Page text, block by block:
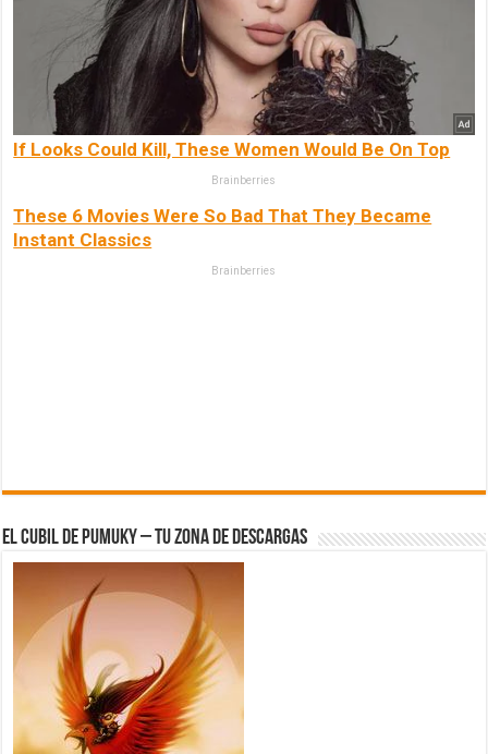
If Looks Could Kill, These Women Would Be On Top
Brainberries
These 6 Movies Were So Bad That They Became
Instant Classics
Brainberries
El Cubil de Pumuky – Tu zona de Descargas